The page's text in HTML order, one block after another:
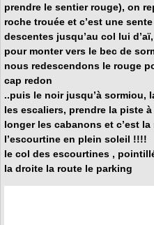
prendre le sentier rouge), on
roche trouée et c’est une
descentes jusqu’au col lui d’aï
pour monter vers le bec de
nous redescendons le rouge
cap redon
..puis le noir jusqu’à sormiou,
les escaliers, prendre la piste
longer les cabanons et c’est
l’escourtine en plein soleil !!!!
le col des escourtines ,
la droite la route le parking